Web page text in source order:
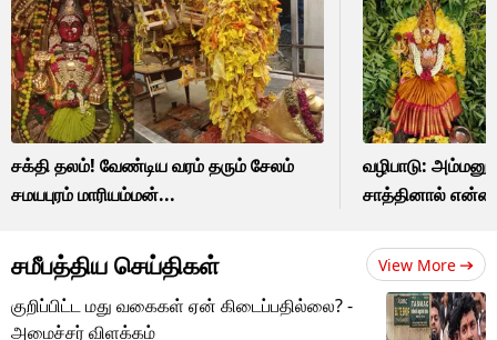
சக்தி தலம்! வேண்டிய வரம் தரும் சேலம்
சமயபுரம் மாரியம்மன்...
வழிபாடு:
சாத்தினால்
சமீபத்திய செய்திகள் View More
குறிப்பிட்ட மது வகைகள் ஏன் கிடைப்பதில்லை? -
அமைச்சர் விளக்கம்